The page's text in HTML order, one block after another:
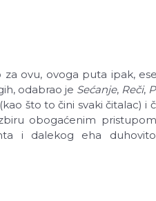
ovu, ovoga puta ipak,
odabrao je Sećanje, Reči,
što to čini svaki čitalac) i
obogaćenim
i dalekog eha